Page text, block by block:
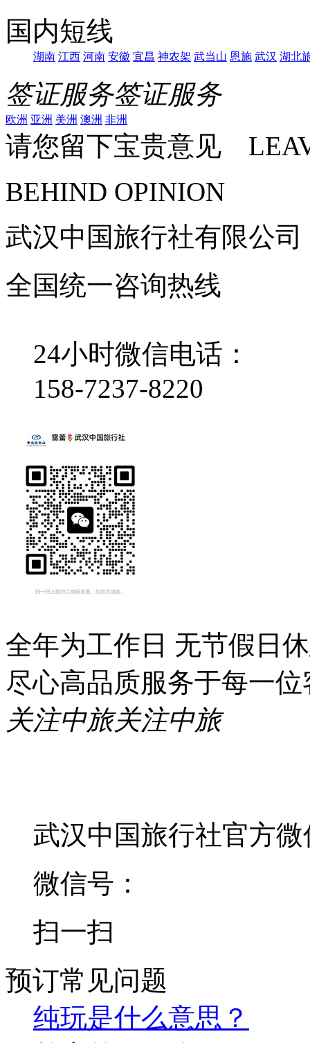
国内短线
湖南 江西 河南 安徽 宜昌 神农架 武当山 恩施 武汉 湖北
签证服务签证服务
欧洲 亚洲 美洲 澳洲 非洲
请您留下宝贵意见
BEHIND OPINION
武汉中国旅行社有限公司
全国统一咨询热线
24小时微信电话：
158-7237-8220
全年为工作日 无节假日
尽心高品质服务于每一位
关注中旅关注中旅
武汉中国旅行社官方微
微信号：
扫一扫
预订常见问题
纯玩是什么意思？